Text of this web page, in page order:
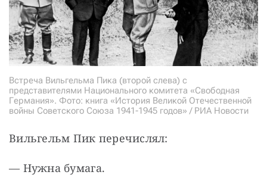
Встреча Вильгельма Пика (второй слева) с
представителями Национального комитета «Свободная
Германия». Фото: книга «История Великой Отечественной
войны Советского Союза 1941-1945 годов» / РИА Новости
Вильгельм Пик перечислял:
— Нужна бумага.